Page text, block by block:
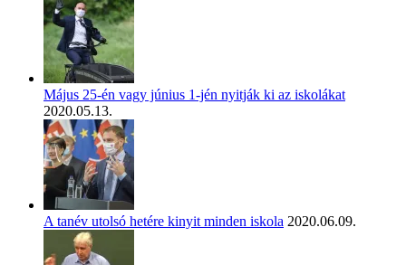
Május 25-én vagy június 1-jén nyitják ki az iskolákat
2020.05.13.
A tanév utolsó hetére kinyit minden iskola 2020.06.09.